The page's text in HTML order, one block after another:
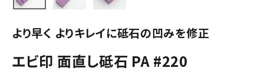
より早く よりキレイに砥石の凹みを修正
エビ印 面直し砥石 PA #220